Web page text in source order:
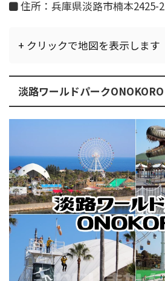
住所：兵庫県淡路市楠本2425-2
+ クリックで地図を表示します
淡路ワールドパークONOKORO